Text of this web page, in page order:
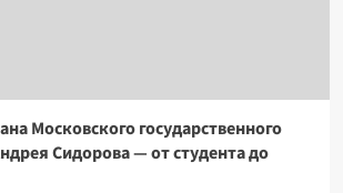
Московского государственного
Сидорова — от студента до